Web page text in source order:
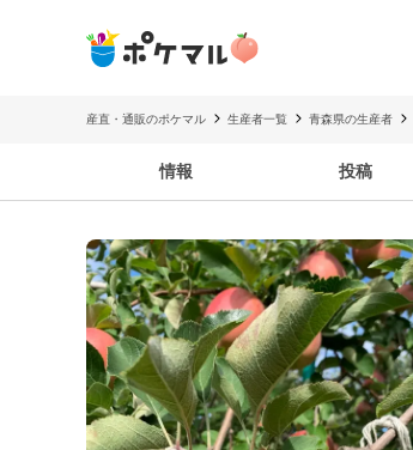
産直・通販のポケマル 生産者一覧 青森県の生産者
情報 投稿